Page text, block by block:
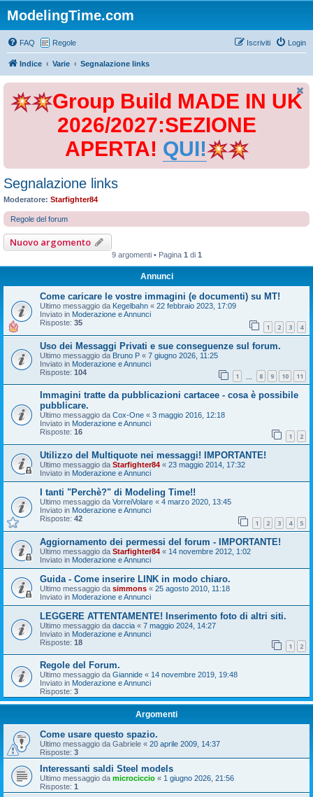
ModelingTime.com
FAQ Regole Login
Iscriviti
Indice Varie Segnalazione links
Group Build MADE IN UK
2026/2027:SEZIONE
APERTA! QUI!
Segnalazione links
Moderatore: Starfighter84
Regole del forum
Nuovo argomento
9 argomenti • Pagina 1 di 1
Annunci
Come caricare le vostre immagini (e documenti) su MT!
Ultimo messaggio da Kegelbahn « 22 febbraio 2023, 17:09
Inviato in Moderazione e Annunci
Risposte: 35 1 2 3 4
Uso dei Messaggi Privati e sue conseguenze sul forum.
Ultimo messaggio da Bruno P « 7 giugno 2026, 11:25
Inviato in Moderazione e Annunci
Risposte: 104 1 8 9 10 11
Immagini tratte da pubblicazioni cartacee - cosa è possibile
pubblicare.
Ultimo messaggio da Cox-One « 3 maggio 2016, 12:18
Inviato in Moderazione e Annunci
Risposte: 16 1 2
Utilizzo del Multiquote nei messaggi! IMPORTANTE!
Ultimo messaggio da Starfighter84 « 23 maggio 2014, 17:32
Inviato in Moderazione e Annunci
I tanti "Perchè?" di Modeling Time!!
Ultimo messaggio da VorreiVolare « 4 marzo 2020, 13:45
Inviato in Moderazione e Annunci
Risposte: 42 1 2 3 4 5
Aggiornamento dei permessi del forum - IMPORTANTE!
Ultimo messaggio da Starfighter84 « 14 novembre 2012, 1:02
Inviato in Moderazione e Annunci
Guida - Come inserire LINK in modo chiaro.
Ultimo messaggio da simmons « 25 agosto 2010, 11:18
Inviato in Moderazione e Annunci
LEGGERE ATTENTAMENTE! Inserimento foto di altri siti.
Ultimo messaggio da daccia « 7 maggio 2024, 14:27
Inviato in Moderazione e Annunci
Risposte: 18 1 2
Regole del Forum.
Ultimo messaggio da Giannide « 14 novembre 2019, 19:48
Inviato in Moderazione e Annunci
Risposte: 3
Argomenti
Come usare questo spazio.
Ultimo messaggio da Gabriele « 20 aprile 2009, 14:37
Risposte: 3
Interessanti saldi Steel models
Ultimo messaggio da microciccio « 1 giugno 2026, 21:56
Risposte: 1